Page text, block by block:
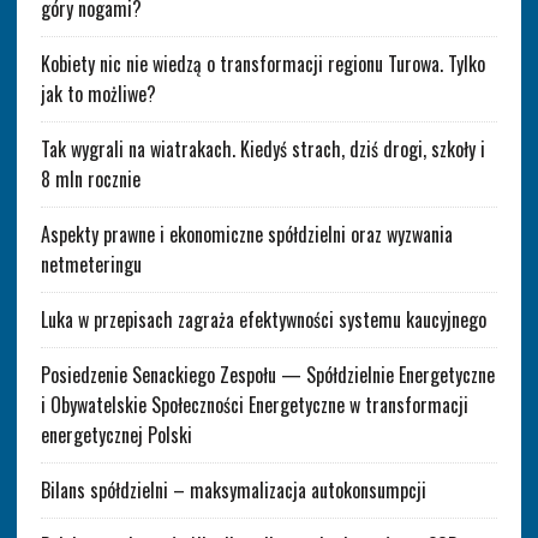
góry nogami?
Kobiety nic nie wiedzą o transformacji regionu Turowa. Tylko
jak to możliwe?
Tak wygrali na wiatrakach. Kiedyś strach, dziś drogi, szkoły i
8 mln rocznie
Aspekty prawne i ekonomiczne spółdzielni oraz wyzwania
netmeteringu
Luka w przepisach zagraża efektywności systemu kaucyjnego
Posiedzenie Senackiego Zespołu — Spółdzielnie Energetyczne
i Obywatelskie Społeczności Energetyczne w transformacji
energetycznej Polski
Bilans spółdzielni – maksymalizacja autokonsumpcji